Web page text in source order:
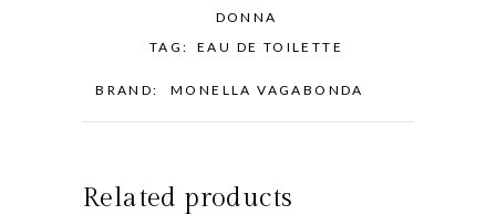
DONNA
TAG:
EAU DE TOILETTE
BRAND: MONELLA VAGABONDA
Related products